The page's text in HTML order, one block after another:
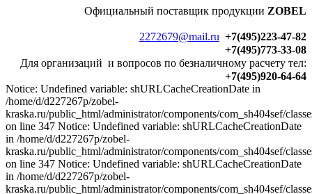
Официальный поставщик продукции ZOBEL
2272679@mail.ru +7(495)223-47-82
+7(495)773-33-08
Для организаций и вопросов по безналичному расчету тел:
+7(495)920-64-64
Notice: Undefined variable: shURLCacheCreationDate in
/home/d/d227267p/zobel-
kraska.ru/public_html/administrator/components/com_sh404sef/
on line 347 Notice: Undefined variable: shURLCacheCreationDate
in /home/d/d227267p/zobel-
kraska.ru/public_html/administrator/components/com_sh404sef/
on line 347 Notice: Undefined variable: shURLCacheCreationDate
in /home/d/d227267p/zobel-
kraska.ru/public_html/administrator/components/com_sh404sef/